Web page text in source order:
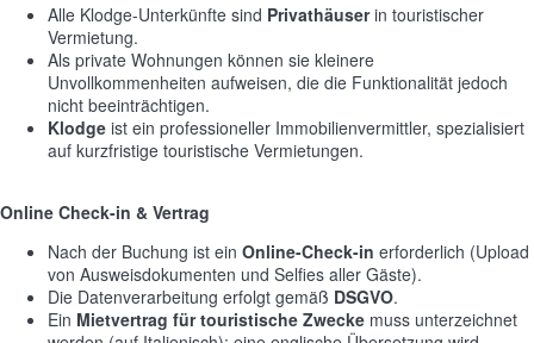
Alle Klodge-Unterkünfte sind Privathäuserin touristischer
Vermietung.
Als private Wohnungen können sie kleinere
Unvollkommenheiten aufweisen, die die Funktionalität jedoch
nicht beeinträchtigen.
Klodge ist ein professioneller Immobilienvermittler, spezialisiert
auf kurzfristige touristische Vermietungen.
Online Check-in & Vertrag
Nach der Buchung ist ein Online-Check-in erforderlich (Upload
von Ausweisdokumenten und Selfies aller Gäste).
Die Datenverarbeitung erfolgt gemäß DSGVO.
Ein Mietvertrag für touristische Zwecke muss unterzeichnet